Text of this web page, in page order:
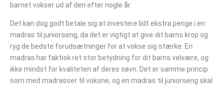
barnet vokser ud af den efter nogle år.
Det kan dog godt betale sig at investere lidt ekstra penge i en
madras til juniorseng, da det er vigtigt at give dit barns krop og
ryg de bedste forudsætninger for at vokse sig stærke. En
madras har faktisk ret stor betydning for dit barns velvære, og
ikke mindst for kvaliteten af deres søvn. Det er samme princip
som med madrasser til voksne, og en madras til juniorseng skal